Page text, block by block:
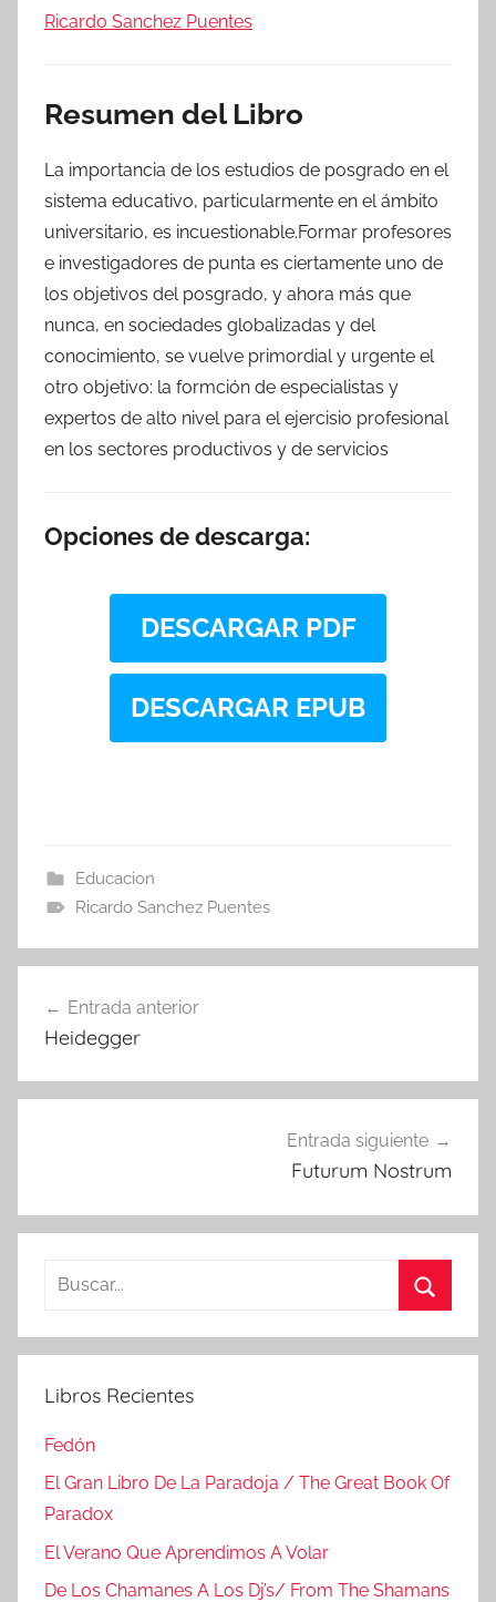
Ricardo Sanchez Puentes
Resumen del Libro
La importancia de los estudios de posgrado en el
sistema educativo, particularmente en el ámbito
universitario, es incuestionable.Formar profesores
e investigadores de punta es ciertamente uno de
los objetivos del posgrado, y ahora más que
nunca, en sociedades globalizadas y del
conocimiento, se vuelve primordial y urgente el
otro objetivo: la formción de especialistas y
expertos de alto nivel para el ejercisio profesional
en los sectores productivos y de servicios
Opciones de descarga:
DESCARGAR PDF
DESCARGAR EPUB
Educacion
Ricardo Sanchez Puentes
de
Entrada anterior
Heidegger
Entrada siguiente
Futurum Nostrum
Buscar:
Libros Recientes
Fedón
El Gran Libro De La Paradoja / The Great Book Of
Paradox
El Verano Que Aprendimos A Volar
De Los Chamanes A Los Dj’s/ From The Shamans